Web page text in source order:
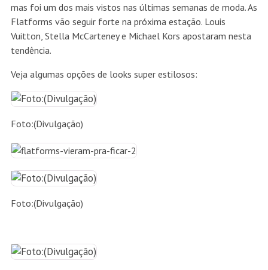
mas foi um dos mais vistos nas últimas semanas de moda. As
Flatforms vão seguir forte na próxima estação. Louis
Vuitton, Stella McCarteney e Michael Kors apostaram nesta
tendência.
Veja algumas opções de looks super estilosos:
Foto:(Divulgação)
Foto:(Divulgação)